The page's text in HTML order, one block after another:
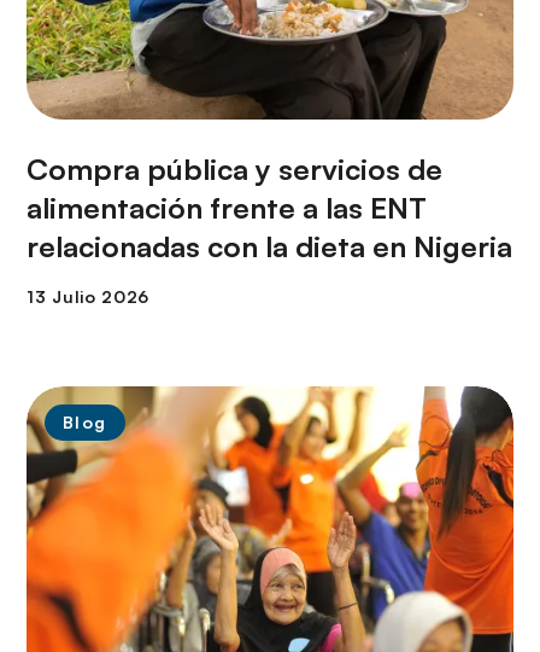
Compra pública y servicios de
alimentación frente a las ENT
relacionadas con la dieta en Nigeria
Blog